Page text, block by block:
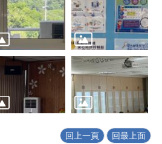
回上一頁 回最上面